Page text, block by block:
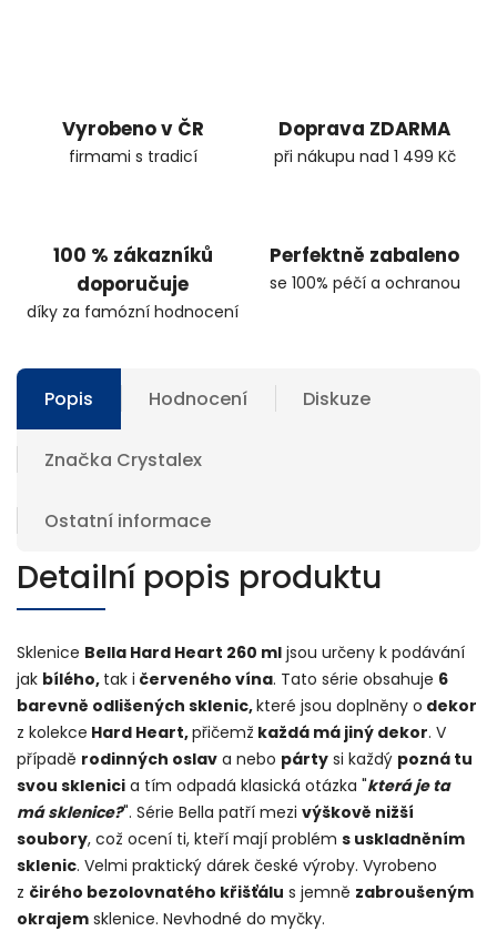
Vyrobeno v ČR
firmami s tradicí
Doprava ZDARMA
při nákupu nad 1 499 Kč
100 % zákazníků
doporučuje
díky za famózní hodnocení
Perfektně zabaleno
se 100% péčí a ochranou
Popis Hodnocení Diskuze
Značka Crystalex
Ostatní informace
Detailní popis produktu
Sklenice Bella Hard Heart 260 ml jsou určeny k podávání
jak bílého, tak i červeného vína. Tato série obsahuje 6
barevně odlišených sklenic,které jsou doplněny o dekor
z kolekce Hard Heart,přičemž každá má jiný dekor. V
případě rodinných oslav a nebo párty si každý pozná tu
svou sklenici a tím odpadá klasická otázka "která je ta
má sklenice?". Série Bella patří mezi výškově nižší
soubory, což ocení ti, kteří mají problém s uskladněním
sklenic. Velmi praktický dárek české výroby. Vyrobeno
z čirého bezolovnatého křišťálu s jemně zabroušeným
okrajem sklenice. Nevhodné do myčky.